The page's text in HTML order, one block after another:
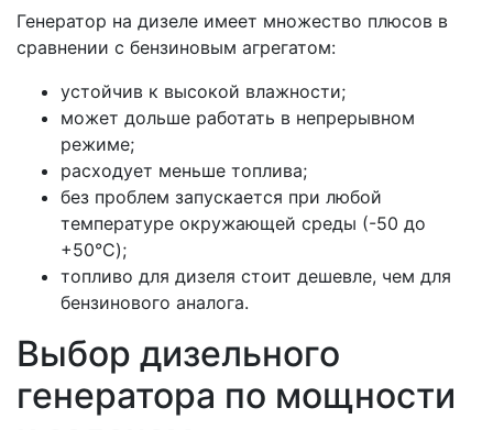
Генератор на дизеле имеет множество плюсов в
сравнении с бензиновым агрегатом:
устойчив к высокой влажности;
может дольше работать в непрерывном
режиме;
расходует меньше топлива;
без проблем запускается при любой
температуре окружающей среды (-50 до
+50°C);
топливо для дизеля стоит дешевле, чем для
бензинового аналога.
Выбор дизельного
генератора по мощности